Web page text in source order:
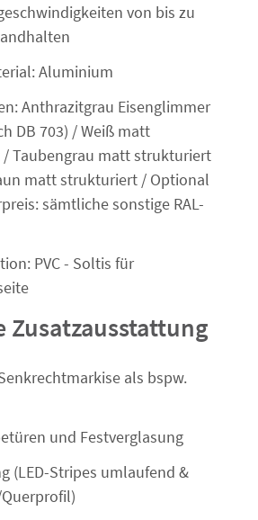
von bis zu
Aluminium
Anthrazitgrau Eisenglimmer
DB 703) / Weiß matt
Taubengrau matt strukturiert
matt strukturiert / Optional
sämtliche sonstige RAL-
PVC - Soltis für
Zusatzausstattung
als bspw.
und Festverglasung
(LED-Stripes umlaufend &